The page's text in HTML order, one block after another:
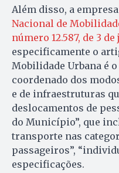
Além disso, a
Nacional de
número 12.587, de 3
especificamente o
Mobilidade Urbana é
coordenado dos
e de infraestruturas
deslocamentos de
do Município”, que
transporte nas
passageiros”,
especificações.